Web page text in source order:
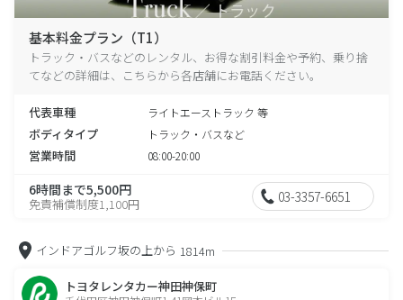
基本料金プラン（T1）
トラック・バスなどのレンタル、お得な割引料金や予約、乗り捨
てなどの詳細は、こちらから各店舗にお電話ください。
代表車種 ライトエーストラック 等
ボディタイプ トラック・バスなど
営業時間 08:00-20:00
6時間まで5,500円
免責補償制度1,100円 03-3357-6651
インドアゴルフ坂の上から 1814m
トヨタレンタカー神田神保町